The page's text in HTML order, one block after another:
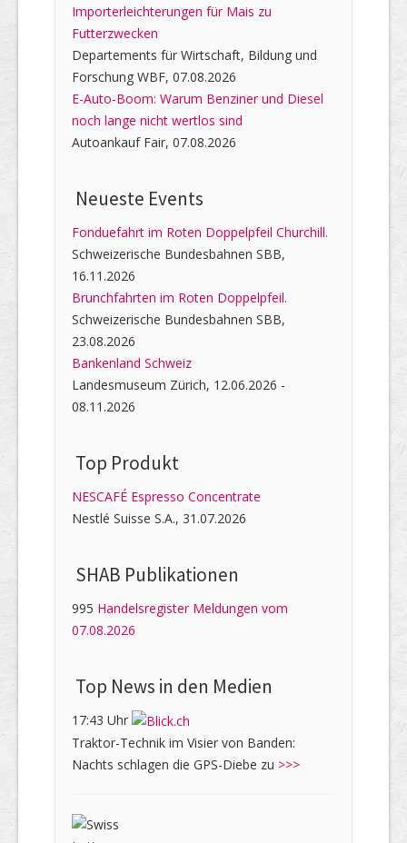
Importerleichterungen für Mais zu
Futterzwecken
Departements für Wirtschaft, Bildung und
Forschung WBF, 07.08.2026
E-Auto-Boom: Warum Benziner und Diesel
noch lange nicht wertlos sind
Autoankauf Fair, 07.08.2026
Neueste Events
Fonduefahrt im Roten Doppelpfeil Churchill.
Schweizerische Bundesbahnen SBB,
16.11.2026
Brunchfahrten im Roten Doppelpfeil.
Schweizerische Bundesbahnen SBB,
23.08.2026
Bankenland Schweiz
Landesmuseum Zürich, 12.06.2026 -
08.11.2026
Top Produkt
NESCAFÉ Espresso Concentrate
Nestlé Suisse S.A., 31.07.2026
SHAB Publi­kati­onen
995 Handelsregister Meldungen vom
07.08.2026
Top News in den Medien
17:43 Uhr
Traktor-Technik im Visier von Banden:
Nachts schlagen die GPS-Diebe zu >>>